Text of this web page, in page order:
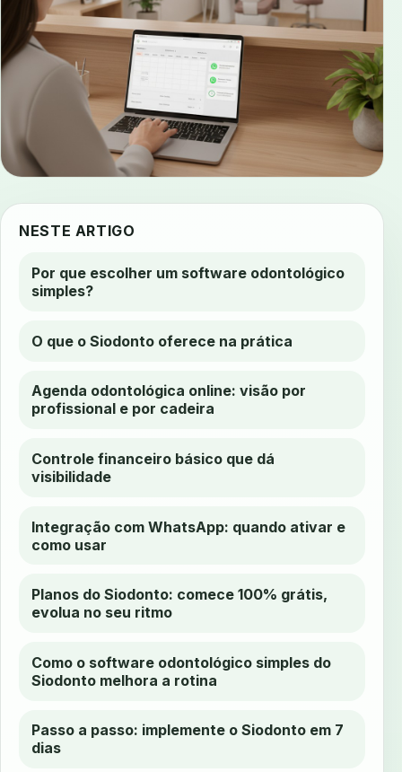
NESTE ARTIGO
Por que escolher um software odontológico
simples?
O que o Siodonto oferece na prática
Agenda odontológica online: visão por
profissional e por cadeira
Controle financeiro básico que dá
visibilidade
Integração com WhatsApp: quando ativar e
como usar
Planos do Siodonto: comece 100% grátis,
evolua no seu ritmo
Como o software odontológico simples do
Siodonto melhora a rotina
Passo a passo: implemente o Siodonto em 7
dias